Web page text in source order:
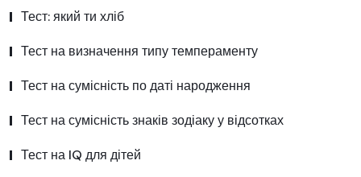
Тест: який ти хліб
Тест на визначення типу темпераменту
Тест на сумісність по даті народження
Тест на сумісність знаків зодіаку у відсотках
Тест на IQ для дітей